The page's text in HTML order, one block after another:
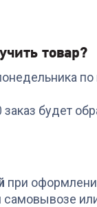
товар?
заказ будет
при
самовывозе